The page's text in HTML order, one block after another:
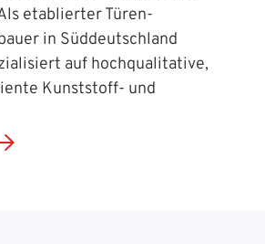
etablierter Türen-
in Süddeutschland
auf hochqualitative,
Kunststoff- und